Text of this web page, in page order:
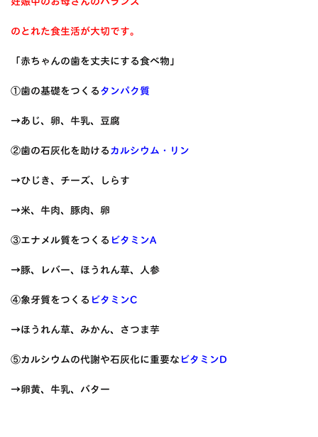
のとれた食生活が大切です。
「赤ちゃんの歯を丈夫にする食べ物」
①歯の基礎をつくる タンパク質
→あじ、卵、牛乳、豆腐
②歯の石灰化を助ける カルシウム・リン
→ひじき、チーズ、しらす
→米、牛肉、豚肉、卵
③エナメル質をつくる ビタミンA
→豚、レバー、ほうれん草、人参
④象牙質をつくる ビタミンC
→ほうれん草、みかん、さつま芋
⑤カルシウムの代謝や石灰化に重要な ビタミンD
→卵黄、牛乳、バター